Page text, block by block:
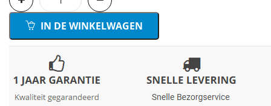
IN DE WINKELWAGEN